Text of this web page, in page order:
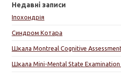
Недавні записи
Іпохондрія
Синдром Котара
Шкала Montreal Cognitive
Шкала Mini-Mental State Examination